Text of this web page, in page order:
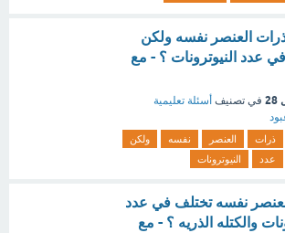
العنصر نفسه ولكن
عدد النيوترونات ؟ - مع
في تصنيف أسئلة تعليمية
ذرات العنصر نفسه
ولكن
عدد النيوترونات
نفسه تختلف في عدد
والكتله الذريه ؟ - مع